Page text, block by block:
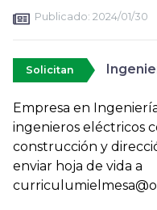
Publicado: 2024/01/30
Solicitan
Empresa en
ingenieros eléctricos
construcción y
enviar hoja de vida a